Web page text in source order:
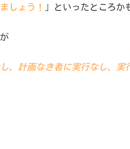
しょう！ 」といったところか
、計画なき者に実行なし、実